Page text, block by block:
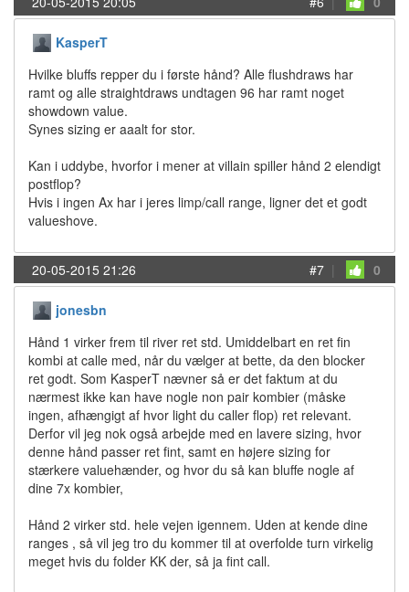
KasperT
Hvilke bluffs repper du i første hånd? Alle flushdraws har
ramt og alle straightdraws undtagen 96 har ramt noget
showdown value.
Synes sizing er aaalt for stor.
Kan i uddybe, hvorfor i mener at villain spiller hånd 2 elendigt
postflop?
Hvis i ingen Ax har i jeres limp/call range, ligner det et godt
valueshove.
20-05-2015 21:26 #7 | 0
jonesbn
Hånd 1 virker frem til river ret std. Umiddelbart en ret fin
kombi at calle med, når du vælger at bette, da den blocker
ret godt. Som KasperT nævner så er det faktum at du
nærmest ikke kan have nogle non pair kombier (måske
ingen, afhængigt af hvor light du caller flop) ret relevant.
Derfor vil jeg nok også arbejde med en lavere sizing, hvor
denne hånd passer ret fint, samt en højere sizing for
stærkere valuehænder, og hvor du så kan bluffe nogle af
dine 7x kombier,
Hånd 2 virker std. hele vejen igennem. Uden at kende dine
ranges , så vil jeg tro du kommer til at overfolde turn virkelig
meget hvis du folder KK der, så ja fint call.